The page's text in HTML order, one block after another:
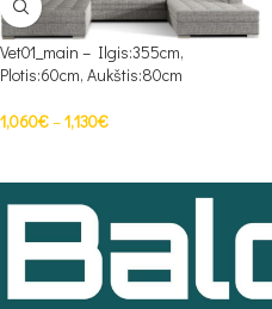
Vet01_main – Ilgis:355cm,
Plotis:60cm, Aukštis:80cm
1,060€–1,130€